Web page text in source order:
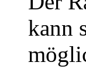
kann